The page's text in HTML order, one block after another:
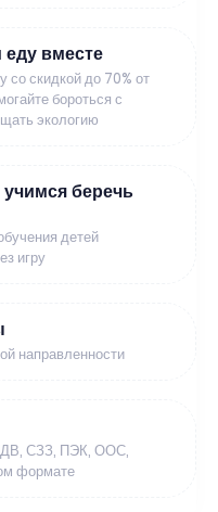
вместе
со скидкой до 70% от
бороться с
экологию
беречь
детей
игру
направленности
СЗЗ, ПЭК, ООС,
формате